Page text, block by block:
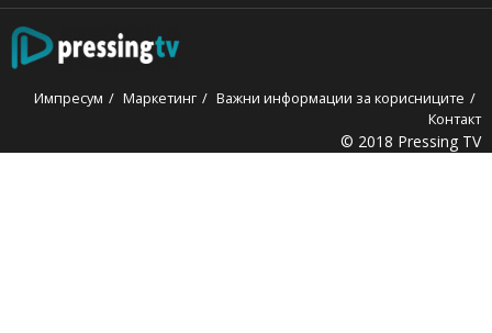
Импресум Маркетинг
Важни информации за корисниците
Контакт
© 2018 Pressing TV